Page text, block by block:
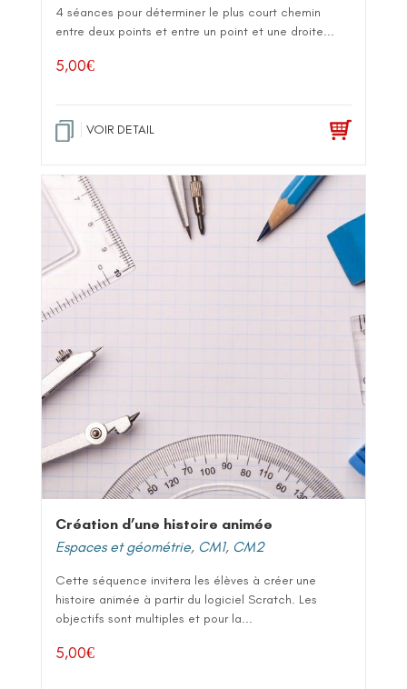
4 séances pour déterminer le plus court chemin
entre deux points et entre un point et une droite...
5,00€
VOIR DETAIL
Création d’une histoire animée
Espaces et géométrie, CM1, CM2
Cette séquence invitera les élèves à créer une
histoire animée à partir du logiciel Scratch. Les
objectifs sont multiples et pour la...
5,00€